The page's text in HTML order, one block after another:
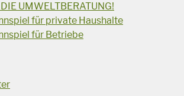
UMWELTBERATUNG!
für private Haushalte
für Betriebe